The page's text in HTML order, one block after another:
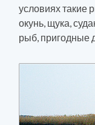
условиях такие
окунь, щука,
рыб, пригодные